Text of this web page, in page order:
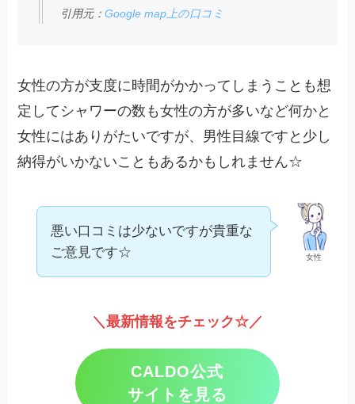
引用元：Google map上の口コミ
女性の方が支度に時間がかかってしまうことも想
定してシャワーの数も女性の方が多いなど何かと
女性にはありがたいですが、男性目線ですと少し
納得がいかないこともあるかもしれません☆
女性
悪い口コミは少ないですが貴重な
ご意見です☆
＼最新情報をチェック☆／
CALDO公式
サイトを見る